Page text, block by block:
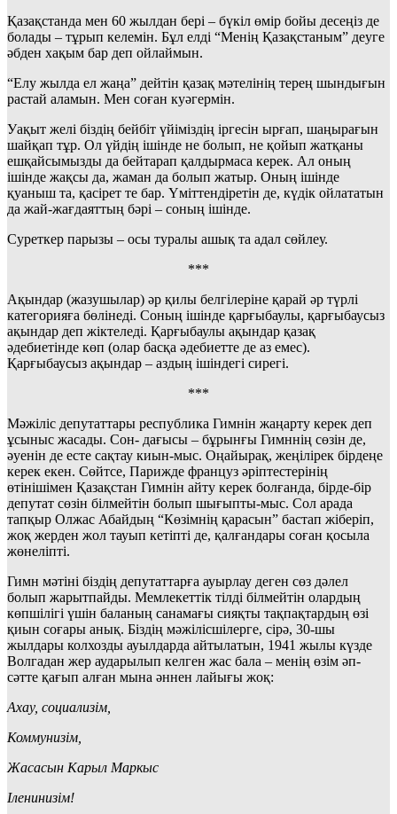
Қазақстанда мен 60 жылдан бері – бүкіл өмір бойы десеңіз де
болады – тұрып келемін. Бұл елді “Менің Қазақстаным” деуге
әбден хақым бар деп ойлаймын.
“Елу жылда ел жаңа” дейтін қазақ мәтелінің терең шындығын
растай аламын. Мен соған куәгермін.
Уақыт желі біздің бейбіт үйіміздің іргесін ырғап, шаңырағын
шайқап тұр. Ол үйдің ішінде не болып, не қойып жатқаны
ешқайсымызды да бейтарап қалдырмаса керек. Ал оның
ішінде жақсы да, жаман да болып жатыр. Оның ішінде
қуаныш та, қасірет те бар. Үміттендіретін де, күдік ойлататын
да жай-жағдаяттың бәрі – соның ішінде.
Суреткер парызы – осы туралы ашық та адал сөйлеу.
***
Ақындар (жазушылар) әр қилы белгілеріне қарай әр түрлі
категорияға бөлінеді. Соның ішінде қарғыбаулы, қарғыбаусыз
ақындар деп жіктеледі. Қарғыбаулы ақындар қазақ
әдебиетінде көп (олар басқа әдебиетте де аз емес).
Қарғыбаусыз ақындар – аздың ішіндегі сирегі.
***
Мәжіліс депутаттары республика Гимнін жаңарту керек деп
ұсыныс жасады. Сон- дағысы – бұрынғы Гимннің сөзін де,
әуенін де есте сақтау киын-мыс. Оңайырақ, жеңілірек бірдеңе
керек екен. Сөйтсе, Парижде француз әріптестерінің
өтінішімен Қазақстан Гимнін айту керек болғанда, бірде-бір
депутат сөзін білмейтін болып шығыпты-мыс. Сол арада
тапқыр Олжас Абайдың “Көзімнің қарасын” бастап жіберіп,
жоқ жерден жол тауып кетіпті де, қалғандары соған қосыла
жөнеліпті.
Гимн мәтіні біздің депутаттарға ауырлау деген сөз дәлел
болып жарытпайды. Мемлекеттік тілді білмейтін олардың
көпшілігі үшін баланың санамағы сияқты тақпақтардың өзі
қиын соғары анық. Біздің мәжілісшілерге, сірә, 30-шы
жылдары колхозды ауылдарда айтылатын, 1941 жылы күзде
Волгадан жер аударылып келген жас бала – менің өзім әп-
сәтте қағып алған мына әннен лайығы жоқ:
Ахау, социализім,
Коммунизім,
Жасасын Карыл Маркыс
Іленинизім!